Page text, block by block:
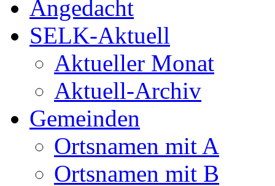
Angedacht
SELK-Aktuell
Aktueller Monat
Aktuell-Archiv
Gemeinden
Ortsnamen mit A
Ortsnamen mit B